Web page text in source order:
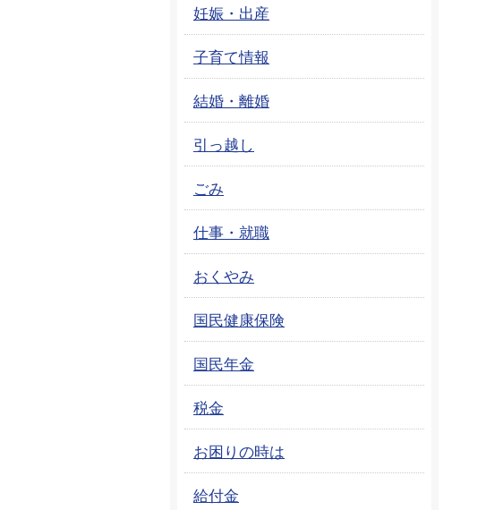
妊娠・出産
子育て情報
結婚・離婚
引っ越し
ごみ
仕事・就職
おくやみ
国民健康保険
国民年金
税金
お困りの時は
給付金